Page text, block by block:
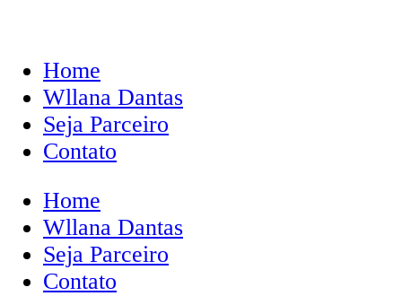
Home
Wllana Dantas
Seja Parceiro
Contato
Home
Wllana Dantas
Seja Parceiro
Contato